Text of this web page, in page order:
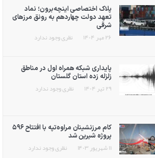
پلاک اختصاصی اینچه‌برون؛ نماد
تعهد دولت چهاردهم به رونق مرزهای
شرقی
۲۶ مهر ۱۴۰۴ نظری وجود ندارد
پایداری شبکه همراه اول در مناطق
زلزله زده استان گلستان
۲۹ تیر ۱۴۰۴ نظری وجود ندارد
کام مرزنشینان مراوه‌تپه با افتتاح ۵۹۶
پروژه شیرین شد
۱۱ شهریور ۱۴۰۳ نظری وجود ندارد